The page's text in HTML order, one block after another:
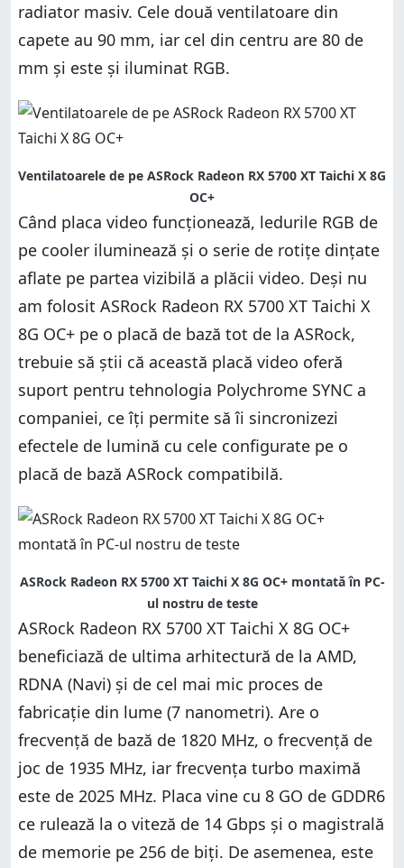
radiator masiv. Cele două ventilatoare din
capete au 90 mm, iar cel din centru are 80 de
mm și este și iluminat RGB.
Ventilatoarele de pe ASRock Radeon RX 5700 XT Taichi X 8G
OC+
Când placa video funcționează, ledurile RGB de
pe cooler iluminează și o serie de rotițe dințate
aflate pe partea vizibilă a plăcii video. Deși nu
am folosit ASRock Radeon RX 5700 XT Taichi X
8G OC+ pe o placă de bază tot de la ASRock,
trebuie să știi că această placă video oferă
suport pentru tehnologia Polychrome SYNC a
companiei, ce îți permite să îi sincronizezi
efectele de lumină cu cele configurate pe o
placă de bază ASRock compatibilă.
ASRock Radeon RX 5700 XT Taichi X 8G OC+ montată în PC-
ul nostru de teste
ASRock Radeon RX 5700 XT Taichi X 8G OC+
beneficiază de ultima arhitectură de la AMD,
RDNA (Navi) și de cel mai mic proces de
fabricație din lume (7 nanometri). Are o
frecvență de bază de 1820 MHz, o frecvență de
joc de 1935 MHz, iar frecvența turbo maximă
este de 2025 MHz. Placa vine cu 8 GO de GDDR6
ce rulează la o viteză de 14 Gbps și o magistrală
de memorie pe 256 de biți. De asemenea, este